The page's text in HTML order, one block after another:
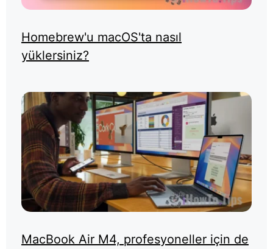
Homebrew'u macOS'ta nasıl
yüklersiniz?
MacBook Air M4, profesyoneller için de